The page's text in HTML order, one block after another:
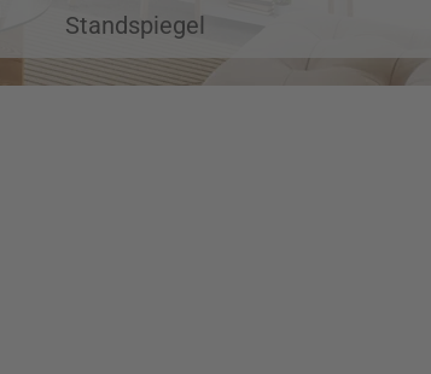
Standspiegel